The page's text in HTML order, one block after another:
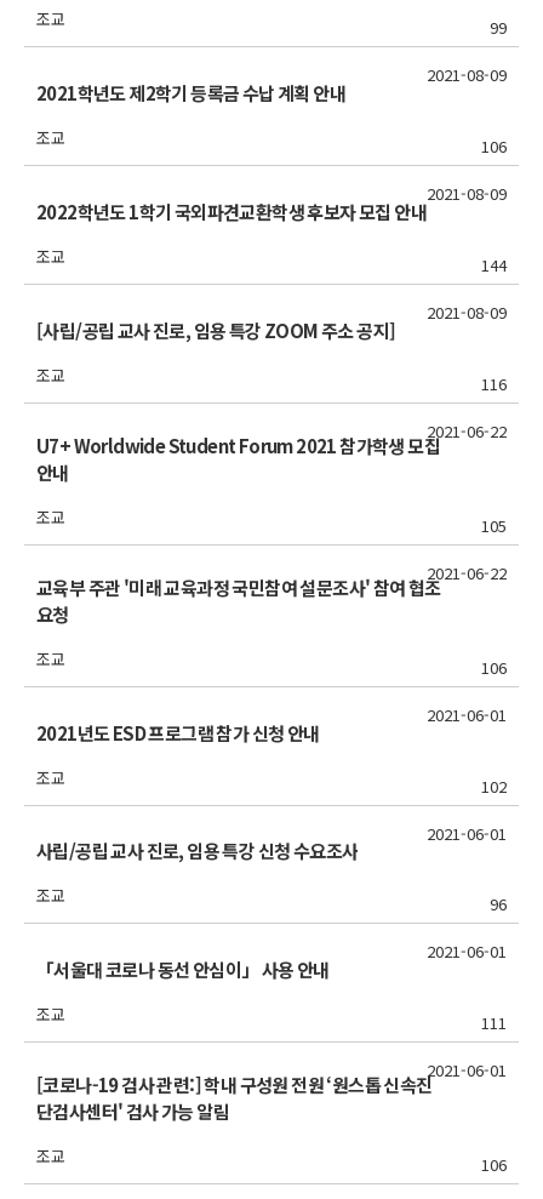
조교 99
2021학년도 제2학기 등록금 수납 계획 안내
조교 106
2021-08-09
2022학년도 1학기 국외파견교환학생 후보자 모집 안내
조교 144
2021-08-09
[사립/공립 교사 진로, 임용 특강 ZOOM 주소 공지]
조교 116
2021-08-09
U7+ Worldwide Student Forum 2021 참가학생 모집
안내
조교 105
2021-06-22
교육부 주관 '미래 교육과정 국민참여 설문조사' 참여 협조
요청
조교 106
2021-06-22
2021년도 ESD 프로그램 참가 신청 안내
조교 102
2021-06-01
사립/공립 교사 진로, 임용 특강 신청 수요조사
조교 96
2021-06-01
「서울대 코로나 동선 안심이」 사용 안내
조교 111
2021-06-01
[코로나-19 검사 관련:] 학내 구성원 전원 ‘원스톱 신속진
단검사센터' 검사 가능 알림
조교 106
2021-06-01